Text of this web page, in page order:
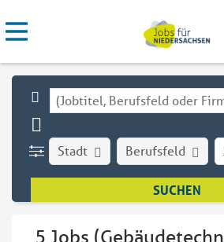
Stadt Berufsfeld
5 Jobs